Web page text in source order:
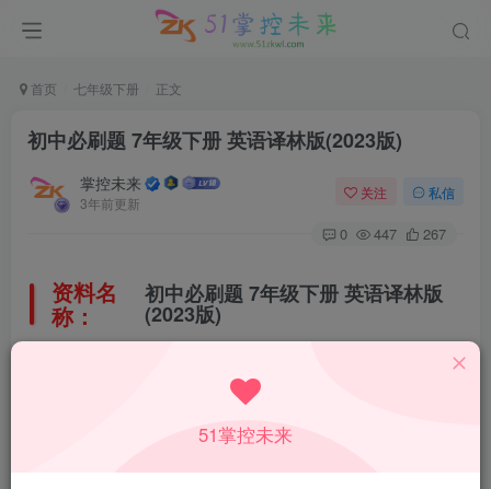
首页 七年级下册 正文
初中必刷题 7年级下册 英语译林版(2023版)
掌控未来
3年前更新
关注 私信
0 447 267
资料名
称：
初中必刷题 7年级下册 英语译林版
(2023版)
51掌控未来